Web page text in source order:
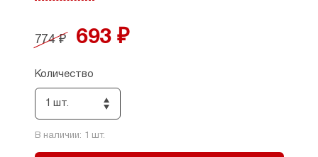
Производитель: Россия.
774 ₽ 693 ₽
Количество
1 шт.
В наличии: 1 шт.